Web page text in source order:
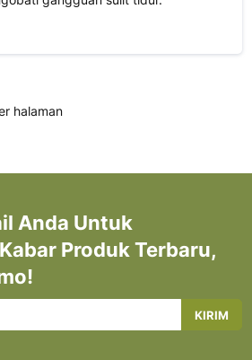
halaman
Anda Untuk
Produk Terbaru,
KIRIM